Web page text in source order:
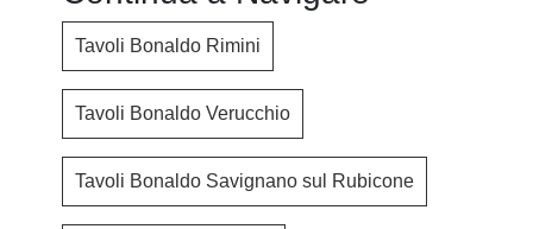
Tavoli Bonaldo Rimini
Tavoli Bonaldo Verucchio
Tavoli Bonaldo Savignano sul Rubicone